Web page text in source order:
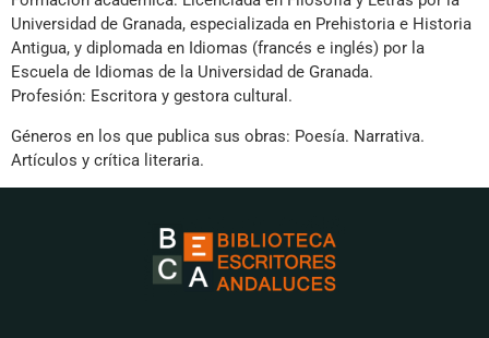
Universidad de Granada, especializada en Prehistoria e Historia
Antigua, y diplomada en Idiomas (francés e inglés) por la
Escuela de Idiomas de la Universidad de Granada.
Profesión: Escritora y gestora cultural.
Géneros en los que publica sus obras: Poesía. Narrativa.
Artículos y crítica literaria.